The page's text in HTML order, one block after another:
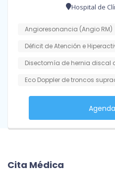
Hospital de
Angioresonancia (Angio RM)
Déficit de Atención e
Disectomía de hernia discal
Eco Doppler de troncos
Cita Médica